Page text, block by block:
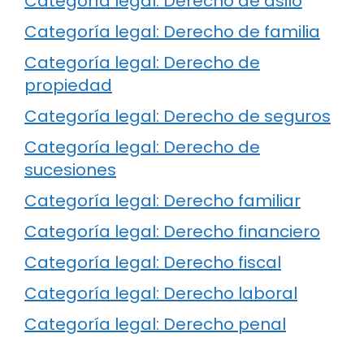
Categoría legal: Derecho de familia
Categoría legal: Derecho de
propiedad
Categoría legal: Derecho de seguros
Categoría legal: Derecho de
sucesiones
Categoría legal: Derecho familiar
Categoría legal: Derecho financiero
Categoría legal: Derecho fiscal
Categoría legal: Derecho laboral
Categoría legal: Derecho penal